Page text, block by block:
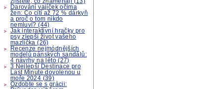
Darování vajíček očima
žen: Co cítí až 72 % dárkyň
a proč o tom nikdo
nemluví? (44)
Jak interaktivní hračky pro
psy zlepší život vašeho
mazlíčka (26)
Recenze nejmódnějších
modelů pánských sandálů:
4 návrhy na léto (27)
3 Nejlepší Destinace pro
Last Minute dovolenou u
moře 2024 (39)
Ozdobte se s grácii: